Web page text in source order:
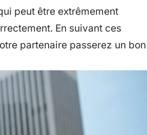
peut être extrêmement
En suivant ces
partenaire passerez un bon